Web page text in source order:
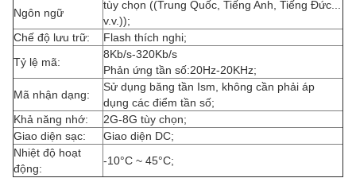
Ngôn ngữ
tùy chọn ((Trung Quốc, Tiếng Anh, Tiếng Đức...
v.v.));
Chế độ lưu trữ:
Flash thích nghi;
Tỷ lệ mã:
8Kb/s-320Kb/s
Phản ứng tần số:20Hz-20KHz;
Mã nhận dạng:
Sử dụng băng tần Ism, không cần phải áp
dụng các điểm tần số;
Khả năng nhớ:
2G-8G tùy chọn;
Giao diện sạc:
Giao diện DC;
Nhiệt độ hoạt
động:
-10°C ~ 45°C;